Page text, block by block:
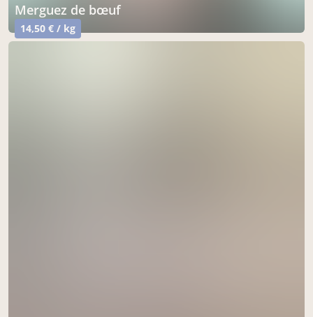
Merguez de bœuf
14,50 € / kg